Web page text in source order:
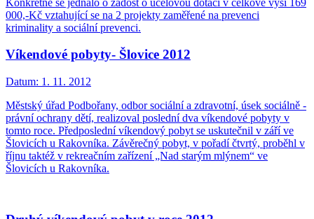
000,-Kč vztahující se na 2 projekty zaměřené na prevenci
kriminality a sociální prevenci.
Víkendové pobyty- Šlovice 2012
Datum: 1. 11. 2012
Městský úřad Podbořany, odbor sociální a zdravotní, úsek sociálně -
právní ochrany dětí, realizoval poslední dva víkendové pobyty v
tomto roce. Předposlední víkendový pobyt se uskutečnil v září ve
Šlovicích u Rakovníka. Závěrečný pobyt, v pořadí čtvrtý, proběhl v
říjnu taktéž v rekreačním zařízení „Nad starým mlýnem“ ve
Šlovicích u Rakovníka.